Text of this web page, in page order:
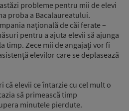
probleme pentru mii de elevi
proba a Bacalaureatului.
națională de căi ferate –
pentru a ajuta elevii să ajunga
timp. Zece mii de angajați vor fi
elevilor care se deplasează
că elevii ce întarzie cu cel mult o
să primească timp
minutele pierdute.